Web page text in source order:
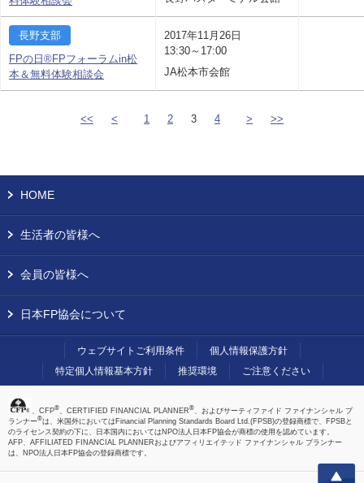
長野支部
FPの日®FPフォーラムin松
本＆無料体験相談会
2017年11月26日
13:30～17:00
JA松本市会館
<< < 1 2 3 4 > >>
上へ
HOME
生活者の皆様へ
会員の皆様へ
日本FP協会について
ウェブサイトご利用条件
個人情報保護方針
特定個人情報基本方針
推奨環境 ご注意ください
、CFP®、CERTIFIED FINANCIAL PLANNER®、およびサーティファイド ファイナンシャル プ
ランナー®は、米国外においてはFinancial Planning Standards Board Ltd.(FPSB)の登録商標で、FPSBと
のライセンス契約の下に、日本国内においてはNPO法人日本FP協会が商標の使用を認めています。
AFP、AFFILIATED FINANCIAL PLANNERおよびアフィリエイテッド ファイナンシャル プランナー
は、NPO法人日本FP協会の登録商標です。